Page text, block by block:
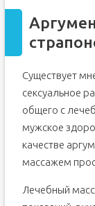
Существует
сексуальное
общего с
мужское
качестве
массажем
Лечебный